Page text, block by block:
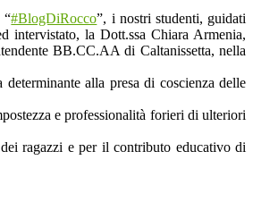
“#BlogDiRocco”, i nostri studenti, guidati
intervistato, la Dott.ssa Chiara Armenia,
BB.CC.AA di Caltanissetta, nella
alla presa di coscienza delle
eprofessionalità forieri di ulteriori
ragazzi e per ilcontributo educativodi